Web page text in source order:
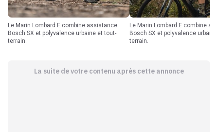
Le Marin Lombard E combine assistance
Bosch SX et polyvalence urbaine et tout-
terrain.
Le Marin Lombard E combine assistance
Bosch SX et polyvalence
terrain.
La suite de votre contenu après cette annonce